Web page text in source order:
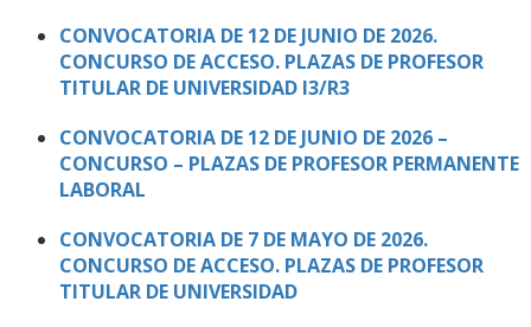
CONVOCATORIA DE 12 DE JUNIO DE 2026.
CONCURSO DE ACCESO. PLAZAS DE PROFESOR
TITULAR DE UNIVERSIDAD I3/R3
CONVOCATORIA DE 12 DE JUNIO DE 2026 –
CONCURSO – PLAZAS DE PROFESOR PERMANENTE
LABORAL
CONVOCATORIA DE 7 DE MAYO DE 2026.
CONCURSO DE ACCESO. PLAZAS DE PROFESOR
TITULAR DE UNIVERSIDAD